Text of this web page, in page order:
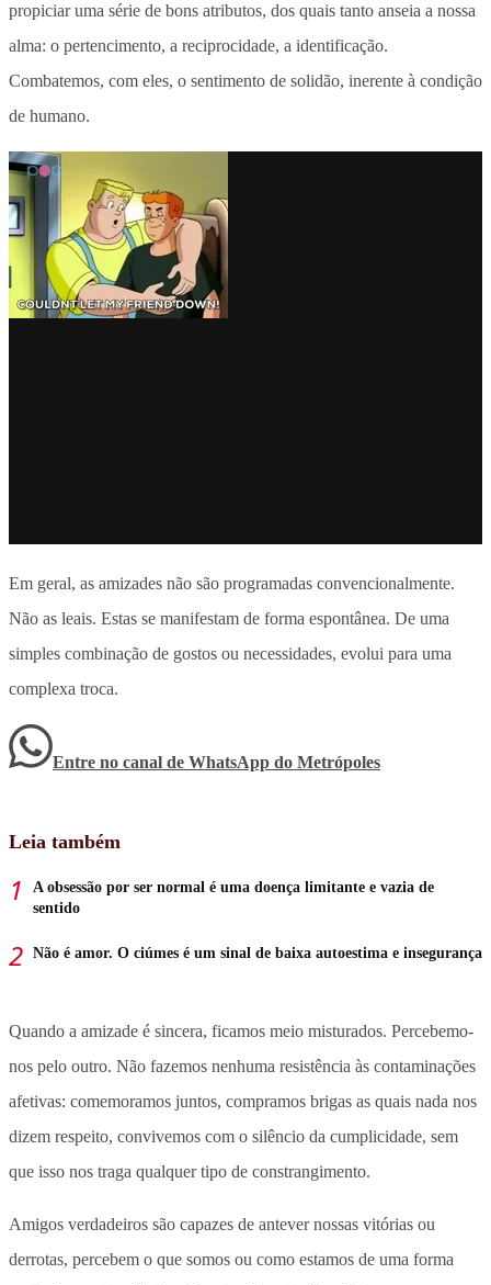
propiciar uma série de bons atributos, dos quais tanto anseia a nossa
alma: o pertencimento, a reciprocidade, a identificação.
Combatemos, com eles, o sentimento de solidão, inerente à condição
de humano.
Em geral, as amizades não são programadas convencionalmente.
Não as leais. Estas se manifestam de forma espontânea. De uma
simples combinação de gostos ou necessidades, evolui para uma
complexa troca.
Entre no canal de WhatsApp do Metrópoles
Leia também
A obsessão por ser normal é uma doença limitante e vazia de
sentido
Não é amor. O ciúmes é um sinal de baixa autoestima e insegurança
Quando a amizade é sincera, ficamos meio misturados. Percebemo-
nos pelo outro. Não fazemos nenhuma resistência às contaminações
afetivas: comemoramos juntos, compramos brigas as quais nada nos
dizem respeito, convivemos com o silêncio da cumplicidade, sem
que isso nos traga qualquer tipo de constrangimento.
Amigos verdadeiros são capazes de antever nossas vitórias ou
derrotas, percebem o que somos ou como estamos de uma forma